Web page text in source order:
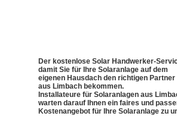
Der kostenlose Solar Handwerker-
damit Sie für Ihre Solaranlage auf dem
eigenen Hausdach den richtigen Partner
aus Limbach bekommen.
Installateure für Solaranlagen aus
warten darauf Ihnen ein faires und
Kostenangebot für Ihre Solaranlage zu